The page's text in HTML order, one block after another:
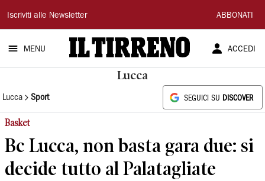
Il
Tirreno
Iscriviti alle Newsletter ABBONATI
MENU ACCEDI
Lucca
Lucca Sport SEGUICI SU DISCOVER
Basket
Bc Lucca, non basta gara due: si
decide tutto al Palatagliate